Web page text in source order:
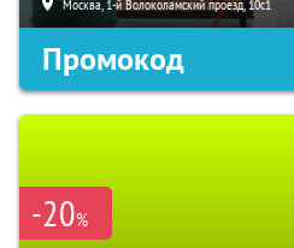
Москва, 1-й Волоколамский проезд, 10с1
Промокод
-20%